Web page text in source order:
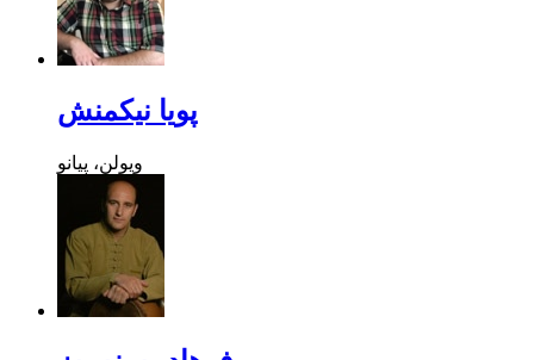
پویا نیکمنش
ویولن، پیانو